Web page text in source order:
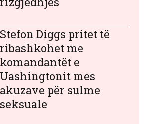
Stefon Diggs pritet të
ribashkohet me
komandantët e
Uashingtonit mes
akuzave për sulme
seksuale